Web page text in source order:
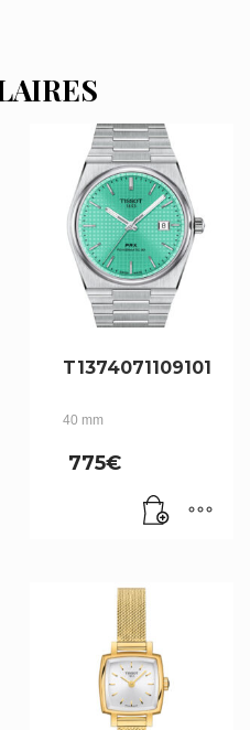
T1374071109101
40 mm
775€